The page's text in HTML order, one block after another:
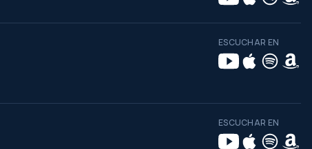
ESCUCHAR EN
ESCUCHAR EN